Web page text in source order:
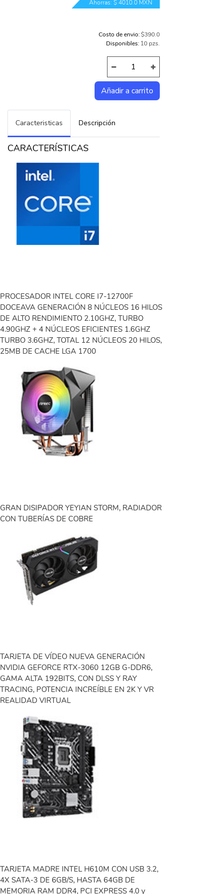
Ahorras: $ 4010.0 MXN
Costo de envio:$390.0
Disponibles: 10 pzs.
Caracteristicas Descripción
CARACTERÍSTICAS
PROCESADOR INTEL CORE I7-12700F
DOCEAVA GENERACIÓN 8 NÚCLEOS 16 HILOS
DE ALTO RENDIMIENTO 2.10GHZ, TURBO
4.90GHZ + 4 NÚCLEOS EFICIENTES 1.6GHZ
TURBO 3.6GHZ, TOTAL 12 NÚCLEOS 20 HILOS,
25MB DE CACHE LGA 1700
GRAN DISIPADOR YEYIAN STORM, RADIADOR
CON TUBERÍAS DE COBRE
TARJETA DE VÍDEO NUEVA GENERACIÓN
NVIDIA GEFORCE RTX-3060 12GB G-DDR6,
GAMA ALTA 192BITS, CON DLSS Y RAY
TRACING, POTENCIA INCREÍBLE EN 2K Y VR
REALIDAD VIRTUAL
TARJETA MADRE INTEL H610M CON USB 3.2,
4X SATA-3 DE 6GB/S, HASTA 64GB DE
MEMORIA RAM DDR4, PCI EXPRESS 4.0 y